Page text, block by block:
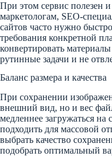
При этом сервис полезен
маркетологам, SEO-
сайтов часто нужно
требования конкретной
конвертировать
рутинные задачи и не
Баланс размера и качества
При сохранении
внешний вид, но и вес
медленнее загружаться на
подходить для массовой
выбрать качество
подобрать оптимальный